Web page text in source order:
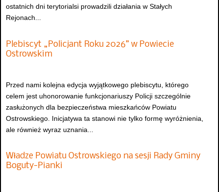
ostatnich dni terytorialsi prowadzili działania w Stałych
Rejonach...
Plebiscyt „Policjant Roku 2026” w Powiecie
Ostrowskim
Przed nami kolejna edycja wyjątkowego plebiscytu, którego
celem jest uhonorowanie funkcjonariuszy Policji szczególnie
zasłużonych dla bezpieczeństwa mieszkańców Powiatu
Ostrowskiego. Inicjatywa ta stanowi nie tylko formę wyróżnienia,
ale również wyraz uznania...
Władze Powiatu Ostrowskiego na sesji Rady Gminy
Boguty-Pianki